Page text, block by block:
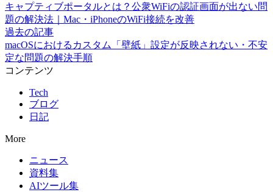
キャプティブポータルとは？公衆WiFiの認証画面が出ない問
題の解決法｜Mac・iPhoneのWiFi接続を改善
過去の記事
macOSにおけるカスタム「壁紙」設定が反映されない・不安
定な問題の解決手順
コンテンツ
Tech
ブログ
日記
More
ニュース
資料集
AIツール集